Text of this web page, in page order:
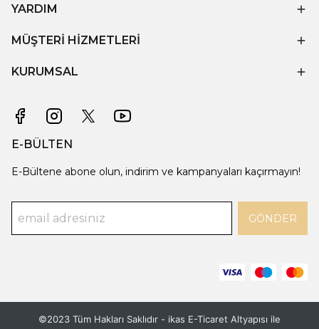
YARDIM
MÜŞTERİ HİZMETLERİ
KURUMSAL
E-BÜLTEN
E-Bültene abone olun, indirim ve kampanyaları kaçırmayın!
GÖNDER
©2023 Tüm Hakları Saklıdır - ikas E-Ticaret Altyapısı ile